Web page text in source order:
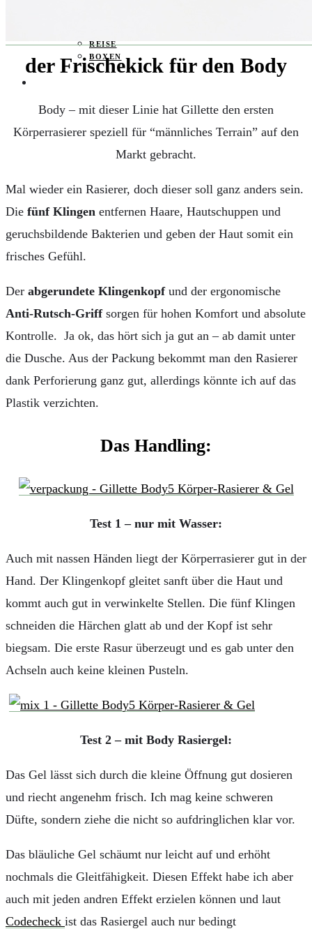
REISE
BOXEN
der Frischekick für den Body
Body – mit dieser Linie hat Gillette den ersten
Körperrasierer speziell für “männliches Terrain” auf den
Markt gebracht.
Mal wieder ein Rasierer, doch dieser soll ganz anders sein.
Die fünf Klingen entfernen Haare, Hautschuppen und
geruchsbildende Bakterien und geben der Haut somit ein
frisches Gefühl.
Der abgerundete Klingenkopfund der ergonomische
Anti-Rutsch-Griff sorgen für hohen Komfort und absolute
Kontrolle. Ja ok, das hört sich ja gut an – ab damit unter
die Dusche. Aus der Packung bekommt man den Rasierer
dank Perforierung ganz gut, allerdings könnte ich auf das
Plastik verzichten.
Das Handling:
Test 1 – nur mit Wasser:
Auch mit nassen Händen liegt der Körperrasierer gut in der
Hand. Der Klingenkopf gleitet sanft über die Haut und
kommt auch gut in verwinkelte Stellen. Die fünf Klingen
schneiden die Härchen glatt ab und der Kopf ist sehr
biegsam. Die erste Rasur überzeugt und es gab unter den
Achseln auch keine kleinen Pusteln.
Test 2 – mit Body Rasiergel:
Das Gel lässt sich durch die kleine Öffnung gut dosieren
und riecht angenehm frisch. Ich mag keine schweren
Düfte, sondern ziehe die nicht so aufdringlichen klar vor.
Das bläuliche Gel schäumt nur leicht auf und erhöht
nochmals die Gleitfähigkeit. Diesen Effekt habe ich aber
auch mit jeden andren Effekt erzielen können und laut
Codecheck ist das Rasiergel auch nur bedingt